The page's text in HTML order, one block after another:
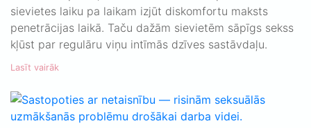
sievietes laiku pa laikam izjūt diskomfortu maksts
penetrācijas laikā. Taču dažām sievietēm sāpīgs sekss
kļūst par regulāru viņu intīmās dzīves sastāvdaļu.
Lasīt vairāk